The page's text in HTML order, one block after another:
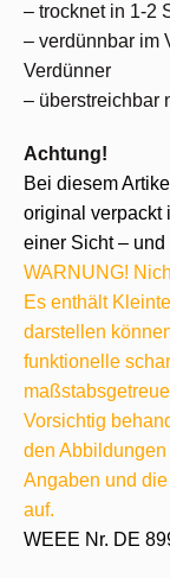
– trocknet in 1-2
– verdünnbar im
Verdünner
– überstreichbar
Achtung!
Bei diesem
original verpackt
einer Sicht –
WARNUNG!
Es enthält
darstellen
funktionelle
Vorsichtig
den
Angaben und
auf.
WEEE Nr. DE